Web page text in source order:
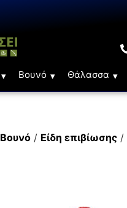
Βουνό Θάλασσα
Βουνό / Είδη επιβίωσης /